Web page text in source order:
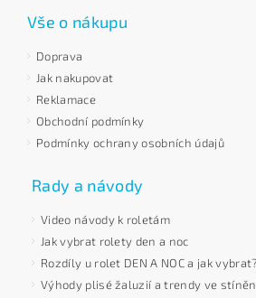
Vše o nákupu
Doprava
Jak nakupovat
Reklamace
Obchodní podmínky
Podmínky ochrany osobních údajů
Rady a návody
Video návody k roletám
Jak vybrat rolety den a noc
Rozdíly u rolet DEN A NOC a jak vybrat?
Výhody plisé žaluzií a trendy ve